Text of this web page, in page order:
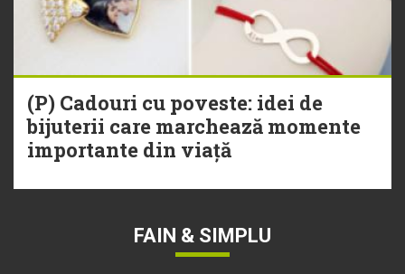
(P) Cadouri cu poveste: idei de
bijuterii care marchează momente
importante din viață
FAIN & SIMPLU